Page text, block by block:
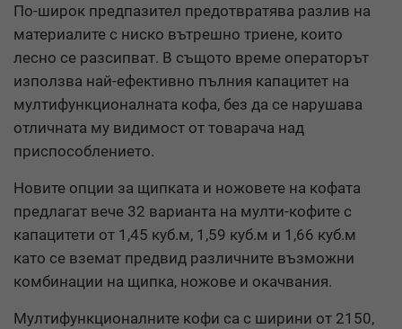
По-широк предпазител предотвратява разлив на
материалите с ниско вътрешно триене, които
лесно се разсипват. В същото време операторът
използва най-ефективно пълния капацитет на
мултифункционалната кофа, без да се нарушава
отличната му видимост от товарача над
приспособлението.
Новите опции за щипката и ножовете на кофата
предлагат вече 32 варианта на мулти-кофите с
капацитети от 1,45 куб.м, 1,59 куб.м и 1,66 куб.м
като се вземат предвид различните възможни
комбинации на щипка, ножове и окачвания.
Мултифункционалните кофи са с ширини от 2150,